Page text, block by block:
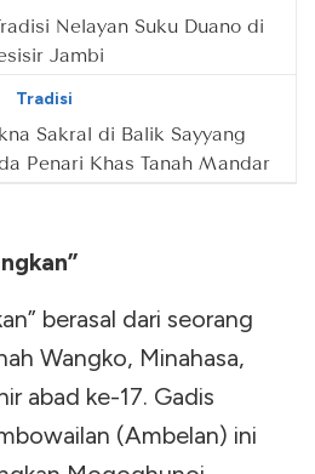
Nelayan Suku Duano di
Jambi
Tradisi
Sakral di Balik Sayyang
Penari Khas Tanah Mandar
berasal dari seorang
Wangko, Minahasa,
abad ke-17. Gadis
(Ambelan) ini